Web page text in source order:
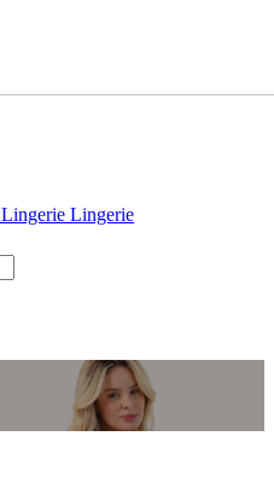
Lingerie Lingerie